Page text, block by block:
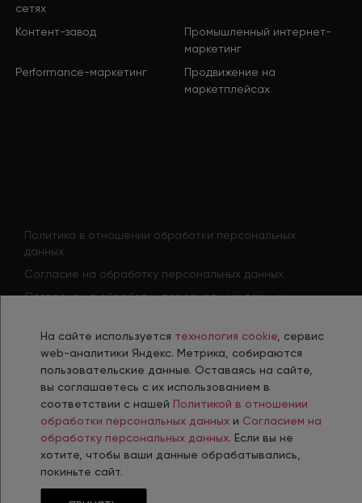
сетях
Контент-завод
Промышленный интернет-
маркетинг
Performance-маркетинг
Продвижение на
маркетплейсах
Политика в отношении обработки персональных
данных
Согласие на обработку персональных данных
Согласие на обработку персональных данных
Политика использования файлов cookie
Согласие на получение рекламной рассылки
Разработка, сопровождение и продвижение сайтов в г. Челябинск
Интернет-Агентство INTEC
На сайте используется технология cookie , сервис
web-аналитики Яндекс. Метрика, собираются
пользовательские данные. Оставаясь на сайте,
вы соглашаетесь с их использованием в
соответствии с нашей Политикой в отношении
обработки персональных данных и Согласием на
обработку персональных данных. Если вы не
хотите, чтобы ваши данные обрабатывались,
покиньте сайт.